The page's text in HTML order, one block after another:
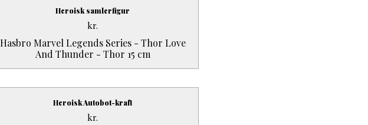
Heroisk samlerfigur
Hasbro Marvel Legends Series - Thor Love
And Thunder - Thor 15 cm
kr.
Heroisk Autobot-kraft
kr.